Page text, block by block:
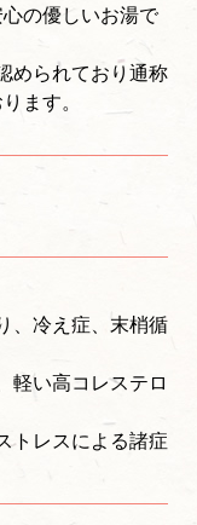
の優しいお湯で
められており通称
ます。
、冷え症、末梢循
軽い高コレステロ
トレスによる諸症